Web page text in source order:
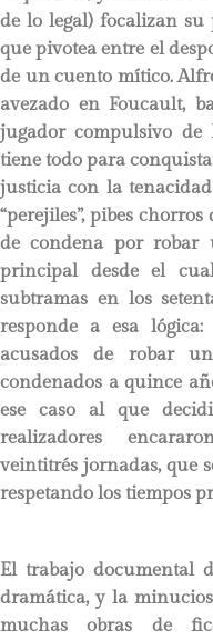
de lo legal) focalizan
que pivotea entre el
de un cuento mítico.
avezado en Foucault,
jugador compulsivo de
tiene todo para
justicia con la
“perejiles”, pibes
de condena por robar
principal desde el
subtramas en los
responde a esa
acusados de robar
condenados a quince
ese caso al que
realizadores
veintitrés jornadas, que
respetando los tiempos
El trabajo documental
dramática, y la
muchas obras de